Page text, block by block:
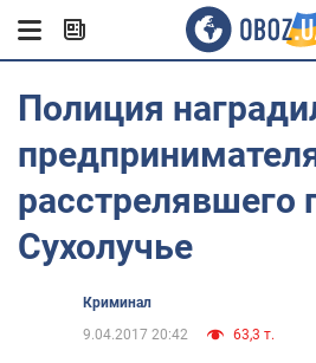
Полиция
расстрелявшего
Сухолучье
Криминал
9.04.2017 20:42
63,3 т.